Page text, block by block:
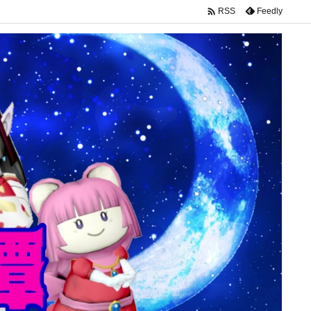
 RSS Feedly